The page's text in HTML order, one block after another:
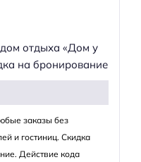
отдыха «Дом у
на бронирование
заказы без
и гостиниц. Скидка
Действие кода